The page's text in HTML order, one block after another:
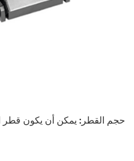
حجم القطر: